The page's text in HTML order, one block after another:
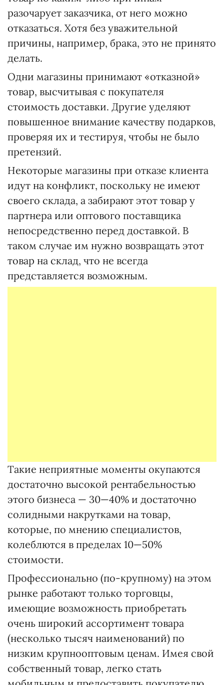
разочарует заказчика, от него можно
отказаться. Хотя без уважительной
причины, например, брака, это не принято
делать.
Одни магазины принимают «отказной»
товар, высчитывая с покупателя
стоимость доставки. Другие уделяют
повышенное внимание качеству подарков,
проверяя их и тестируя, чтобы не было
претензий.
Некоторые магазины при отказе клиента
идут на конфликт, поскольку не имеют
своего склада, а забирают этот товар у
партнера или оптового поставщика
непосредственно перед доставкой. В
таком случае им нужно возвращать этот
товар на склад, что не всегда
представляется возможным.
Такие неприятные моменты окупаются
достаточно высокой рентабельностью
этого бизнеса — 30—40% и достаточно
солидными накрутками на товар,
которые, по мнению специалистов,
колеблются в пределах 10—50%
стоимости.
Профессионально (по-крупному) на этом
рынке работают только торговцы,
имеющие возможность приобретать
очень широкий ассортимент товара
(несколько тысяч наименований) по
низким крупнооптовым ценам. Имея свой
собственный товар, легко стать